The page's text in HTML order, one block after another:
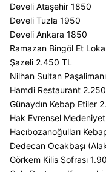
Develi Ataşehir 1850
Develi Tuzla 1950
Develi Ankara 1850
Ramazan Bingöl Et
Şazeli 2.450 TL
Nilhan Sultan
Hamdi Restaurant 2.250
Günaydın Kebap Etiler
Hak Evrensel
Hacıbozanoğulları
Dedecan Ocakbaşı
Görkem Kilis Sofrası